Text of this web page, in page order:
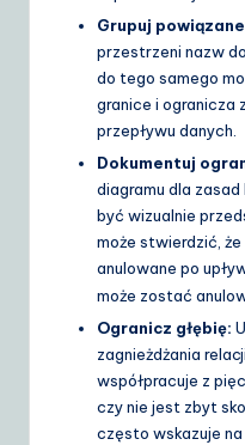
Grupuj
przestrzeni nazw
do tego samego
granice i ogranicza
przepływu danych.
Dokumentuj
diagramu dla
być wizualnie
może stwierdzić,
anulowane po
może zostać
Ogranicz głębię:
zagnieżdżania
współpracuje z
czy nie jest zbyt
często wskazuje